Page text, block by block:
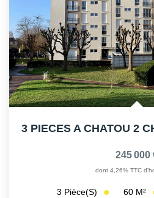
3 PIECES A CHATOU 2
245 000
dont 4,26% TTC
3 Pièce(s) 60 M²